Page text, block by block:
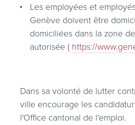
Les employées et
Genève doivent être
domiciliées dans la zone
autorisée ( https://
Dans sa volonté de lutter
ville encourage les
l'Office cantonal de l'emploi.